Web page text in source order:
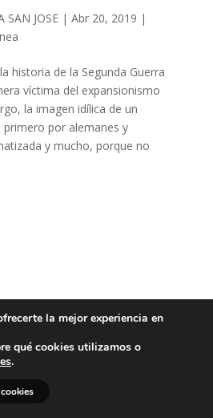
SAN JOSE| Abr 20, 2019 |
historia de la Segunda Guerra
víctima del expansionismo
la imagen idílica de un
por alemanes y
y mucho, porque no
la mejor experiencia en
qué cookies utilizamos o
.